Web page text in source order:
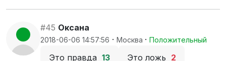
#45 Оксана
2018-06-06 14:57:56 · Москва · Положительный
Это правда 13 Это ложь 2